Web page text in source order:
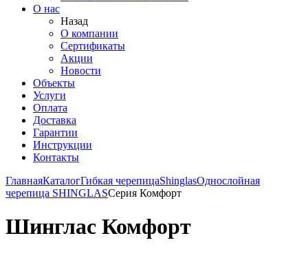
О нас
Назад
О компании
Сертификаты
Акции
Новости
Объекты
Услуги
Оплата
Доставка
Гарантии
Инструкции
Контакты
ГлавнаяКаталогГибкая черепицаShinglasОднослойная
черепица SHINGLASСерия Комфорт
Шинглас Комфорт